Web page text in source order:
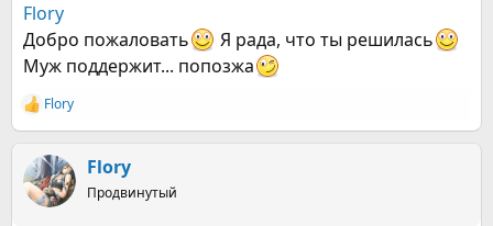
Flory
Добро пожаловать
Я рада, что ты решилась
Муж поддержит... попозжа
Р
е
к
ц
и
Flory
Flory
Продвинутый